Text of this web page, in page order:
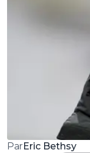
ParEric Bethsy